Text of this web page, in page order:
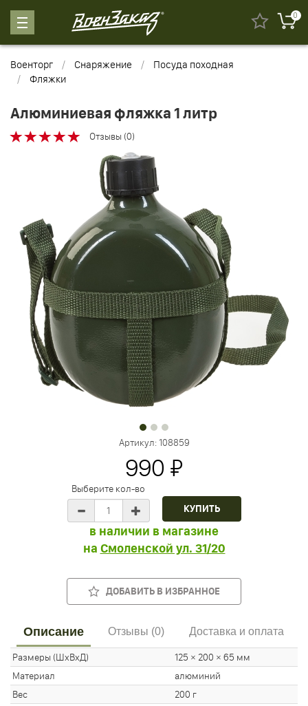
0
Военторг Снаряжение
Посуда походная
Фляжки
Алюминиевая фляжка 1 литр
Отзывы (0)
Артикул:108859
990 ₽
Выберите кол-во
в наличии в магазине
на Смоленской ул. 31/20
ДОБАВИТЬ В ИЗБРАННОЕ
Описание Отзывы (0) Доставка и оплата
Размеры (ШхВхД)
125 × 200 × 65 мм
Материал
алюминий
Вес
200 г